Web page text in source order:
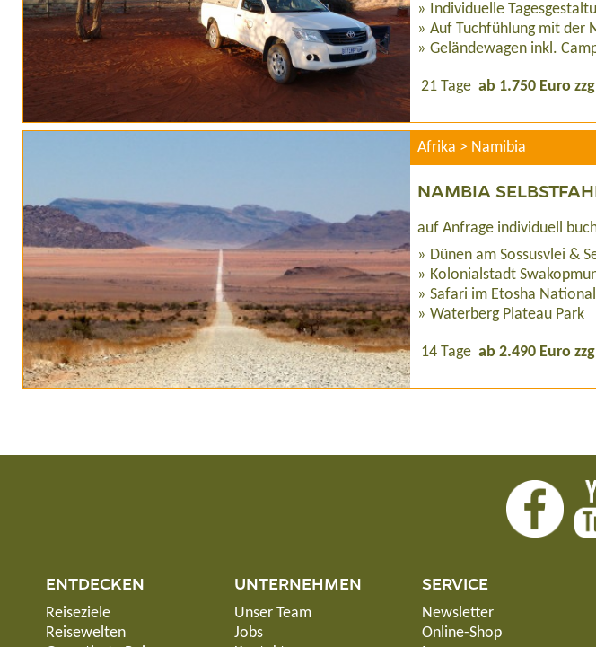
Individuelle
Auf Tuchfühlung mit der
Geländewagen inkl.
21 Tage ab 1.750 Euro
Afrika > Namibia
NAMBIA
auf Anfrage individuell
Dünen am Sossusvlei &
Kolonialstadt
Safari im Etosha
Waterberg Plateau Park
14 Tage ab 2.490 Euro
ENTDECKEN
Reiseziele
Reisewelten
UNTERNEHMEN
Unser Team
Jobs
SERVICE
Newsletter
Online-Shop